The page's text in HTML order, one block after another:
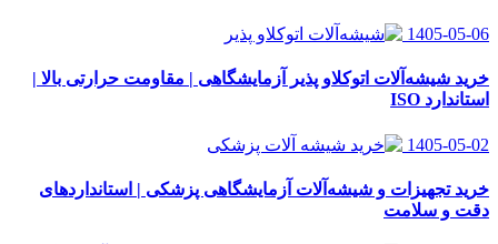
1405-05-06
خرید شیشه‌آلات اتوکلاو پذیر آزمایشگاهی | مقاومت حرارتی بالا |
استاندارد ISO
1405-05-02
خرید تجهیزات و شیشه‌آلات آزمایشگاهی پزشکی | استانداردهای
دقت و سلامت